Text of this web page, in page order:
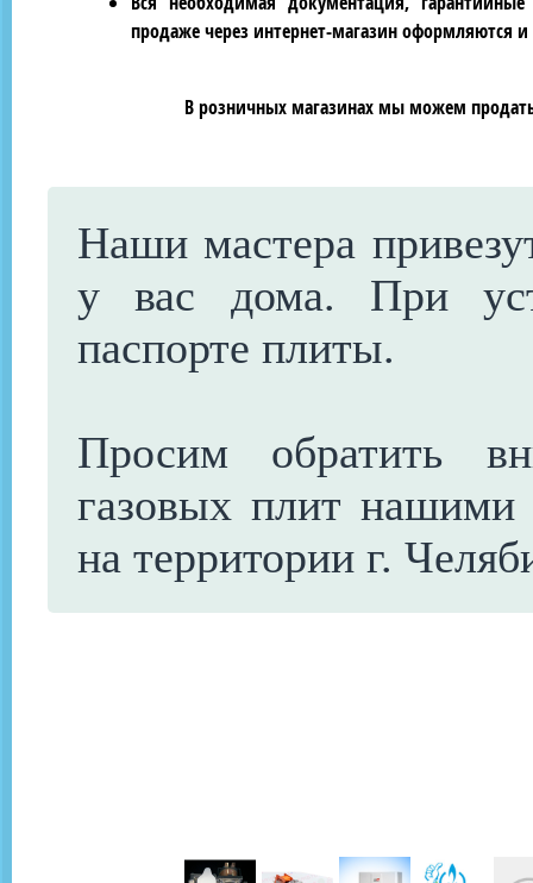
продаже через интернет-магазин оформляются
В розничных магазинах мы можем
Наши мастера
у вас дома. При
паспорте плиты.
Просим обратить
газовых плит нашими
на территории г.